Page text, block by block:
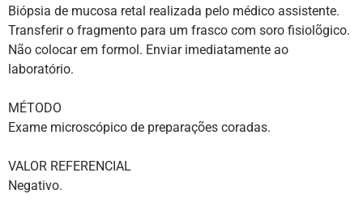
Biópsia de mucosa retal realizada pelo médico assistente.
Transferir o fragmento para um frasco com soro fisiolõgico.
Não colocar em formol. Enviar imediatamente ao
laboratório.
MÉTODO
Exame microscópico de preparações coradas.
VALOR REFERENCIAL
Negativo.